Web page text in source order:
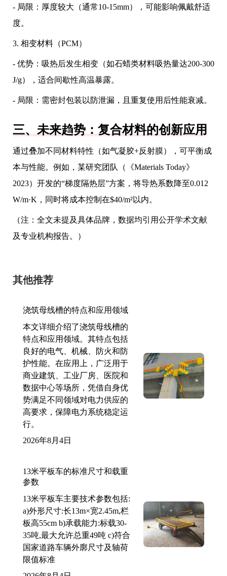
- 局限：厚度较大（通常10-15mm），可能影响佩戴舒适
度。
3. 相变材料（PCM）
- 优势：吸热后发生相变（如石蜡类材料吸热量达200-300
J/g），适合间歇性高温暴露。
- 局限：需密封包装以防泄漏，且重复使用后性能衰减。
三、未来趋势：复合材料的创新应用
通过叠加不同材料特性（如气凝胶+反射膜），可平衡成
本与性能。例如，某研究团队（《Materials Today》
2023）开发的“梯度隔热层”方案，将导热系数降至0.012
W/m·K，同时将成本控制在$40/m²以内。
（注：全文未提及具体品牌，数据均引用公开学术文献
及专业机构报告。）
其他推荐
浇筑母线槽的特点和应用领域
本文详细介绍了浇筑母线槽的
特点和应用领域。其特点包括
良好的电气、机械、防火和防
护性能。在应用上，广泛用于
商业建筑、工业厂房、医院和
数据中心等场所，凭借自身优
势满足不同领域对电力供应的
高要求，保障电力系统稳定运
行。
2026年8月4日
13米平板车的标准尺寸和载重
参数
13米平板车主要技术参数包括:
a)外形尺寸:长13m×宽2.45m,栏
板高55cm b)承载能力:标载30-
35吨,最大允许总重49吨 c)符合
国家道路车辆外廓尺寸及轴荷
限值标准